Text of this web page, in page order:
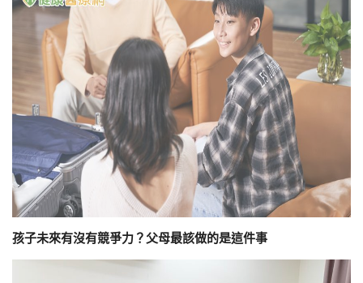
孩子未來有沒有競爭力？父母最該做的是這件事